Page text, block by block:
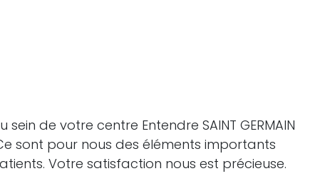
de votre centre Entendre SAINT GERMAIN
sont pour nous des éléments importants
Votre satisfaction nous est précieuse.